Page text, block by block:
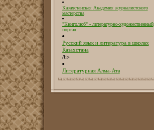
Казахстанская Академия журналистского
мастерства
"Книголюб" - литературно-художественный
портал
Русский язык и литература в школах
Казахстана
/li>
Литературная Алма-Ата